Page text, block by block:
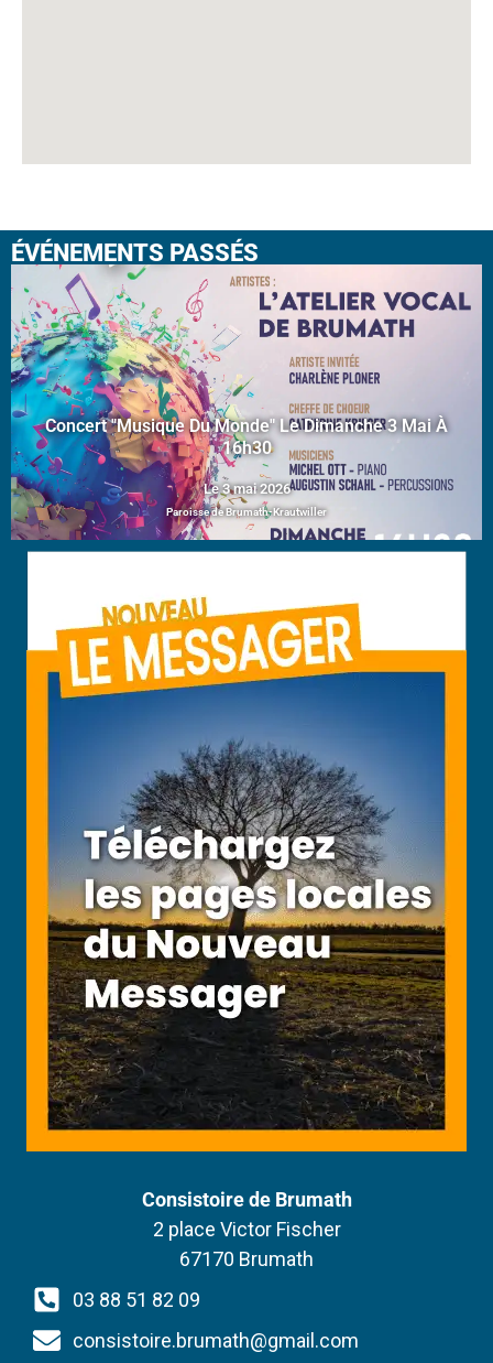
ÉVÉNEMENTS PASSÉS
Concert "Musique Du Monde" Le Dimanche 3 Mai À
16h30
Le 3 mai 2026
Paroisse de Brumath-Krautwiller
Consistoire de Brumath
2 place Victor Fischer
67170 Brumath
03 88 51 82 09
consistoire.brumath@gmail.com